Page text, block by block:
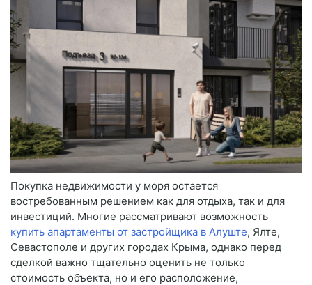
Покупка недвижимости у моря остается
востребованным решением как для отдыха, так и для
инвестиций. Многие рассматривают возможность
купить апартаменты от застройщика в Алуште, Ялте,
Севастополе и других городах Крыма, однако перед
сделкой важно тщательно оценить не только
стоимость объекта, но и его расположение,